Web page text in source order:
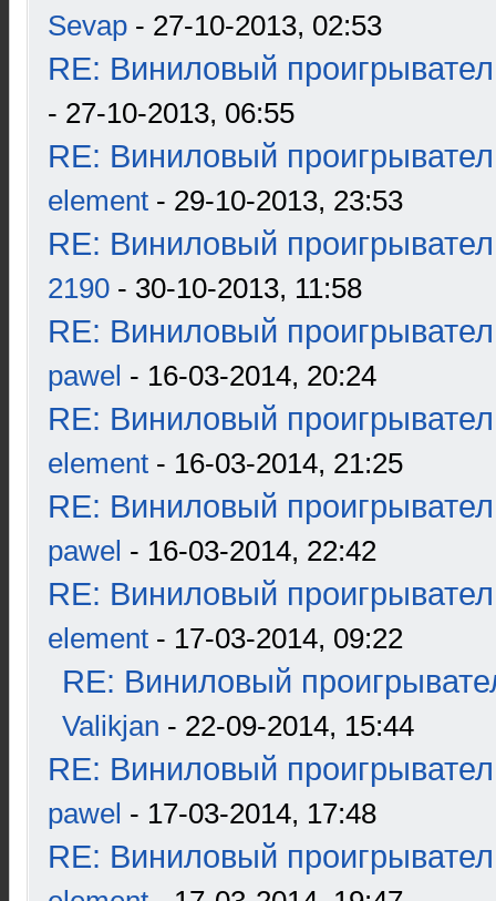
Sevap - 27-10-2013, 02:53
RE: Виниловый
- 27-10-2013, 06:55
RE: Виниловый
element - 29-10-2013, 23:53
RE: Виниловый
2190 - 30-10-2013, 11:58
RE: Виниловый
pawel - 16-03-2014, 20:24
RE: Виниловый
element - 16-03-2014, 21:25
RE: Виниловый
pawel - 16-03-2014, 22:42
RE: Виниловый
element - 17-03-2014, 09:22
RE: Виниловый
Valikjan - 22-09-2014, 15:44
RE: Виниловый
pawel - 17-03-2014, 17:48
RE: Виниловый